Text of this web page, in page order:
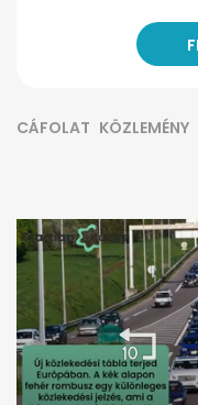
CÁFOLAT KÖZLEMÉNY